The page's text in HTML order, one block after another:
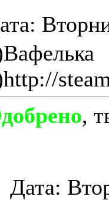
,
Дата: